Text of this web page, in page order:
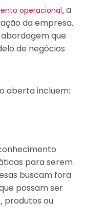
operacional, a
da empresa.
que
de negócios
aberta incluem:
para serem
buscam fora
possam ser
produtos ou